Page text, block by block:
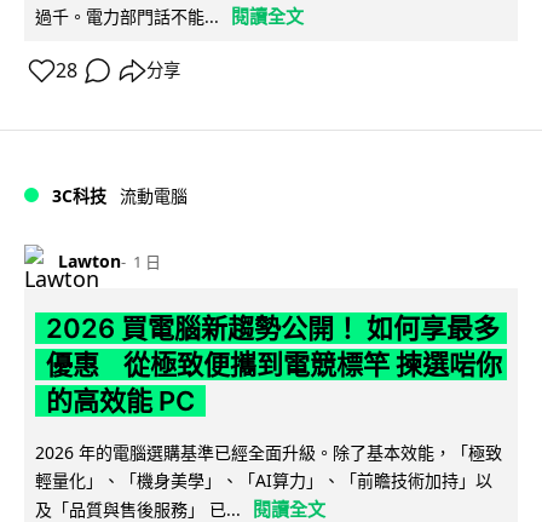
過千。電力部門話不能...
閱讀全文
28 分享
3C科技 流動電腦
Lawton 1 日
2026 買電腦新趨勢公開！ 如何享最多
優惠 從極致便攜到電競標竿 揀選啱你
的高效能 PC
2026 年的電腦選購基準已經全面升級。除了基本效能，「極致
輕量化」、「機身美學」、「AI算力」、「前瞻技術加持」以
及「品質與售後服務」 已...
閱讀全文